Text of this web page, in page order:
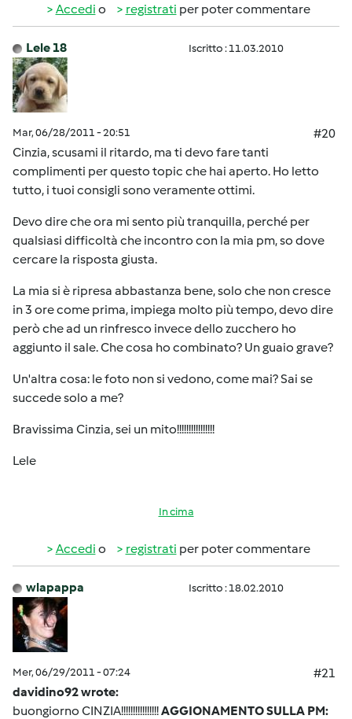
Accedi o registrati per poter commentare
Lele 18 Iscritto : 11.03.2010
Mar, 06/28/2011 - 20:51
#20
Cinzia, scusami il ritardo, ma ti devo fare tanti
complimenti per questo topic che hai aperto. Ho letto
tutto, i tuoi consigli sono veramente ottimi.
Devo dire che ora mi sento più tranquilla, perché per
qualsiasi difficoltà che incontro con la mia pm, so dove
cercare la risposta giusta.
La mia si è ripresa abbastanza bene, solo che non cresce
in 3 ore come prima, impiega molto più tempo, devo dire
però che ad un rinfresco invece dello zucchero ho
aggiunto il sale. Che cosa ho combinato? Un guaio grave?
Un'altra cosa: le foto non si vedono, come mai? Sai se
succede solo a me?
Bravissima Cinzia, sei un mito!!!!!!!!!!!!!!!!
Lele
In cima
Accedi o registrati per poter commentare
wlapappa Iscritto : 18.02.2010
Mer, 06/29/2011 - 07:24
#21
davidino92 wrote:
buongiorno CINZIA!!!!!!!!!!!!!!!!AGGIONAMENTO SULLA PM: